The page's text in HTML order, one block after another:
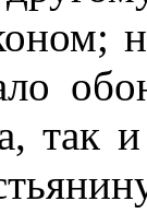
так